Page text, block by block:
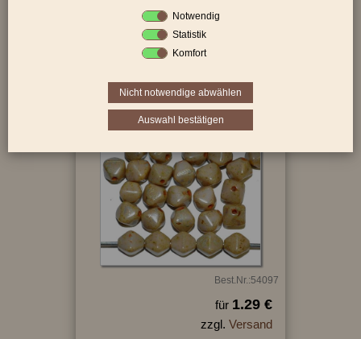
Sie befinden sich in folgender Kategorie:
gedrückte Perlen|Doppelpyramide
Best.Nr.:54097
für 1.29 €
zzgl. Versand
Notwendig
Statistik
Komfort
Nicht notwendige abwählen
Auswahl bestätigen